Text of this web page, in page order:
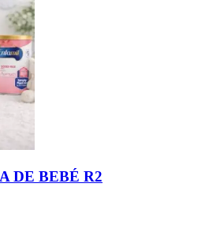
DE BEBÉ R2